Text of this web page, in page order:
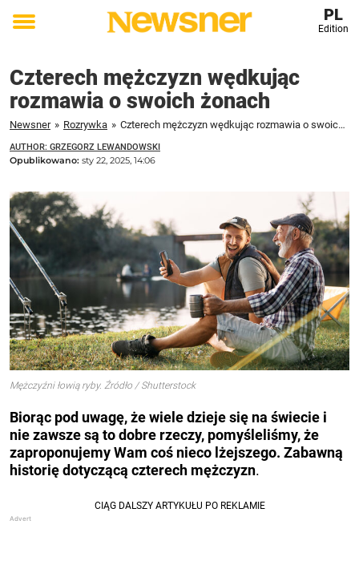
Toggle
PL
Edition
Czterech mężczyzn wędkując
rozmawia o swoich żonach
Newsner » Rozrywka » Czterech mężczyzn wędkując rozmawia o swoich żonach
AUTHOR: GRZEGORZ LEWANDOWSKI
Opublikowano: sty 22, 2025, 14:06
Mężczyźni łowią ryby. Źródło / Shutterstock
Biorąc pod uwagę, że wiele dzieje się na świecie i
nie zawsze są to dobre rzeczy, pomyśleliśmy, że
zaproponujemy Wam coś nieco lżejszego. Zabawną
historię dotyczącą czterech mężczyzn.